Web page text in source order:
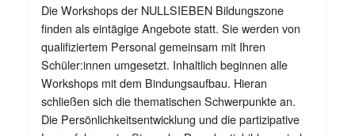
Die Workshops der NULLSIEBEN Bildungszone
finden als eintägige Angebote statt. Sie werden von
qualifiziertem Personal gemeinsam mit Ihren
Schüler:innen umgesetzt. Inhaltlich beginnen alle
Workshops mit dem Bindungsaufbau. Hieran
schließen sich die thematischen Schwerpunkte an.
Die Persönlichkeitsentwicklung und die partizipative